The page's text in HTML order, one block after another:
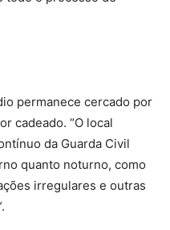
permanece cercado por
cadeado. “O local
da Guarda Civil
quanto noturno, como
irregulares e outras